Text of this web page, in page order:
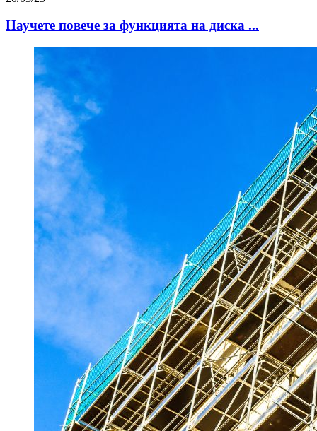
Научете повече за функцията на диска ...